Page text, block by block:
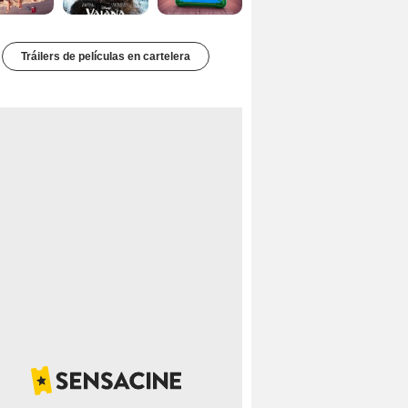
Tráilers de películas en cartelera